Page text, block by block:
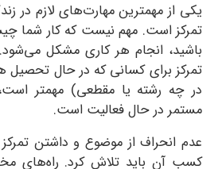
یکی از مهمترین مهارت‌های لازم در
تمرکز است. مهم نیست که کار شما
باشید، انجام هر کاری مشکل
تمرکز برای کسانی که در حال تحصیل
در چه رشته یا مقطعی) مهمتر
مستمر در حال فعالیت است.
عدم انحراف از موضوع و داشتن
کسب آن باید تلاش کرد. راه‌های